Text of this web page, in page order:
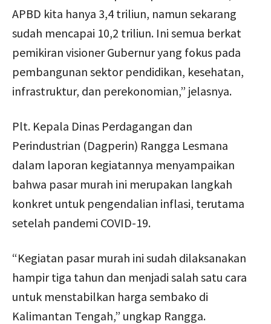
APBD kita hanya 3,4 triliun, namun sekarang
sudah mencapai 10,2 triliun. Ini semua berkat
pemikiran visioner Gubernur yang fokus pada
pembangunan sektor pendidikan, kesehatan,
infrastruktur, dan perekonomian,” jelasnya.
Plt. Kepala Dinas Perdagangan dan
Perindustrian (Dagperin) Rangga Lesmana
dalam laporan kegiatannya menyampaikan
bahwa pasar murah ini merupakan langkah
konkret untuk pengendalian inflasi, terutama
setelah pandemi COVID-19.
“Kegiatan pasar murah ini sudah dilaksanakan
hampir tiga tahun dan menjadi salah satu cara
untuk menstabilkan harga sembako di
Kalimantan Tengah,” ungkap Rangga.